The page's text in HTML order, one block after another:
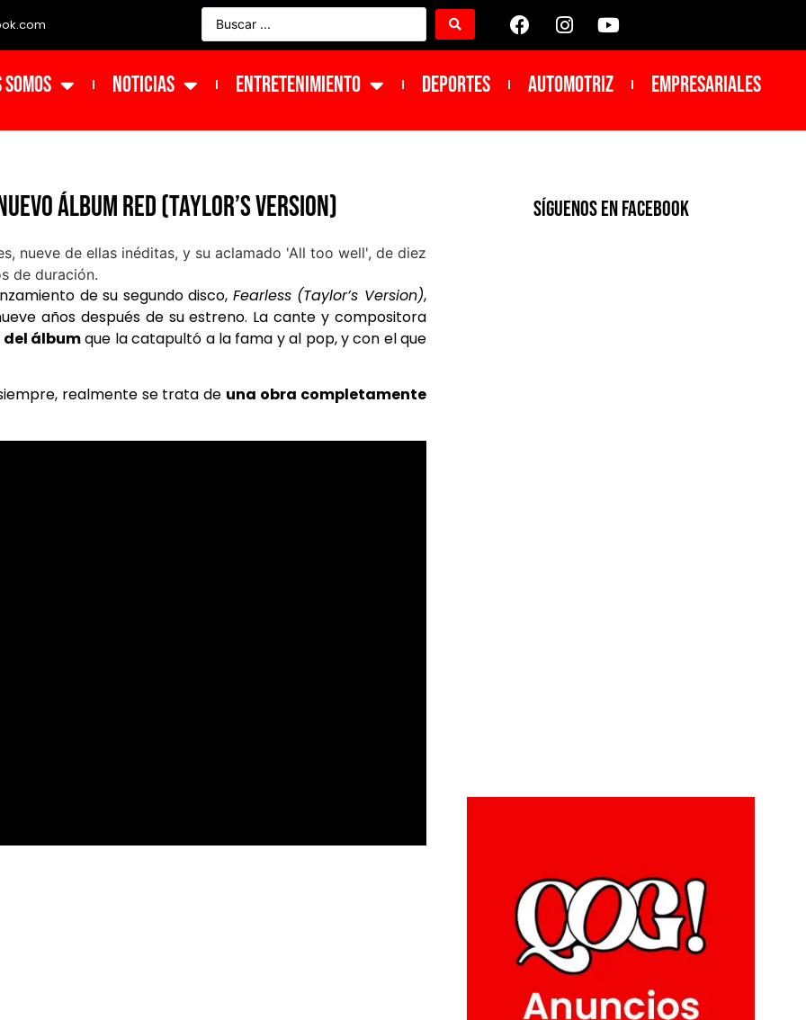
NOTICIAS ENTRETENIMIENTO DEPORTES Automotriz Empresariales
álbum Red (Taylor’s Version)
de su segundo disco, Fearless (Taylor’s Version),
años después de su estreno. La cante y compositora
del álbumque la catapultó a la fama y al pop, y con el que
realmente se trata de una obra completamente
SíGUENOS EN FACEBOOK